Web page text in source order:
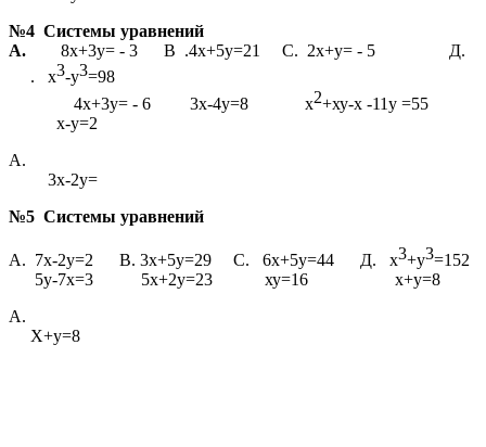
№4 Системы уравнений
А. 8х+3у= - 3 В .4х+5у=21 С. 2х+у= - 5 Д.
. х3-у3=98
4х+3у= - 6 3х-4у=8 х2+ху-х -11у =55
х-у=2
А.
3х-2у=
№5 Системы уравнений
А. 7х-2у=2 В. 3х+5у=29 С. 6х+5у=44 Д. х3+у3=152
5у-7х=3 5х+2у=23 ху=16 х+у=8
А.
Х+у=8